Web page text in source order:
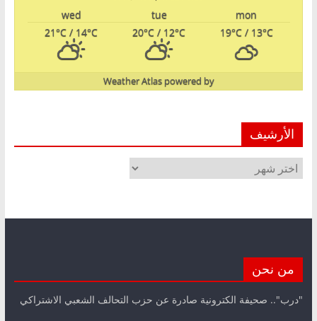
mon
tue
wed
19°C/ 13°C
20°C / 12°C
21°C / 14°C
powered by
Weather Atlas
الأرشيف
الأرشيف
من نحن
"درب".. صحيفة الكترونية صادرة عن حزب التحالف الشعبي الاشتراكي